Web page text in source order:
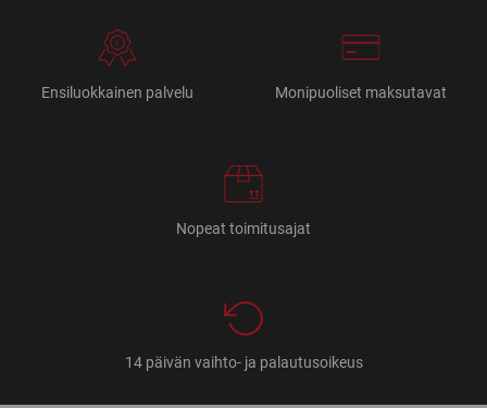
Ensiluokkainen palvelu Monipuoliset maksutavat
Nopeat toimitusajat
14 päivän vaihto- ja palautusoikeus